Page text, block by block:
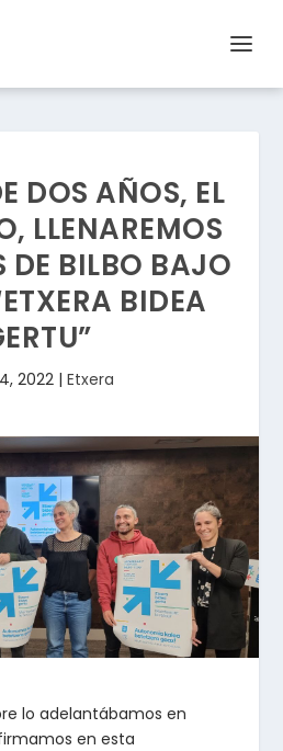
DOS AÑOS, EL
LLENAREMOS
DE BILBO BAJO
BIDEA
2022| Etxera
lo adelantábamos en
en esta